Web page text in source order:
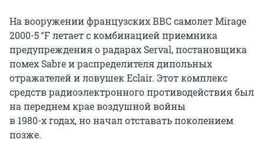
На вооружении французских ВВС самолет Mirage
2000-5 °F летает с комбинацией приемника
предупреждения о радарах Serval, постановщика
помех Sabre и распределителя дипольных
отражателей и ловушек Eclair. Этот комплекс
средств радиоэлектронного противодействия был
на переднем крае воздушной войны
в 1980-х годах, но начал отставать поколением
позже.